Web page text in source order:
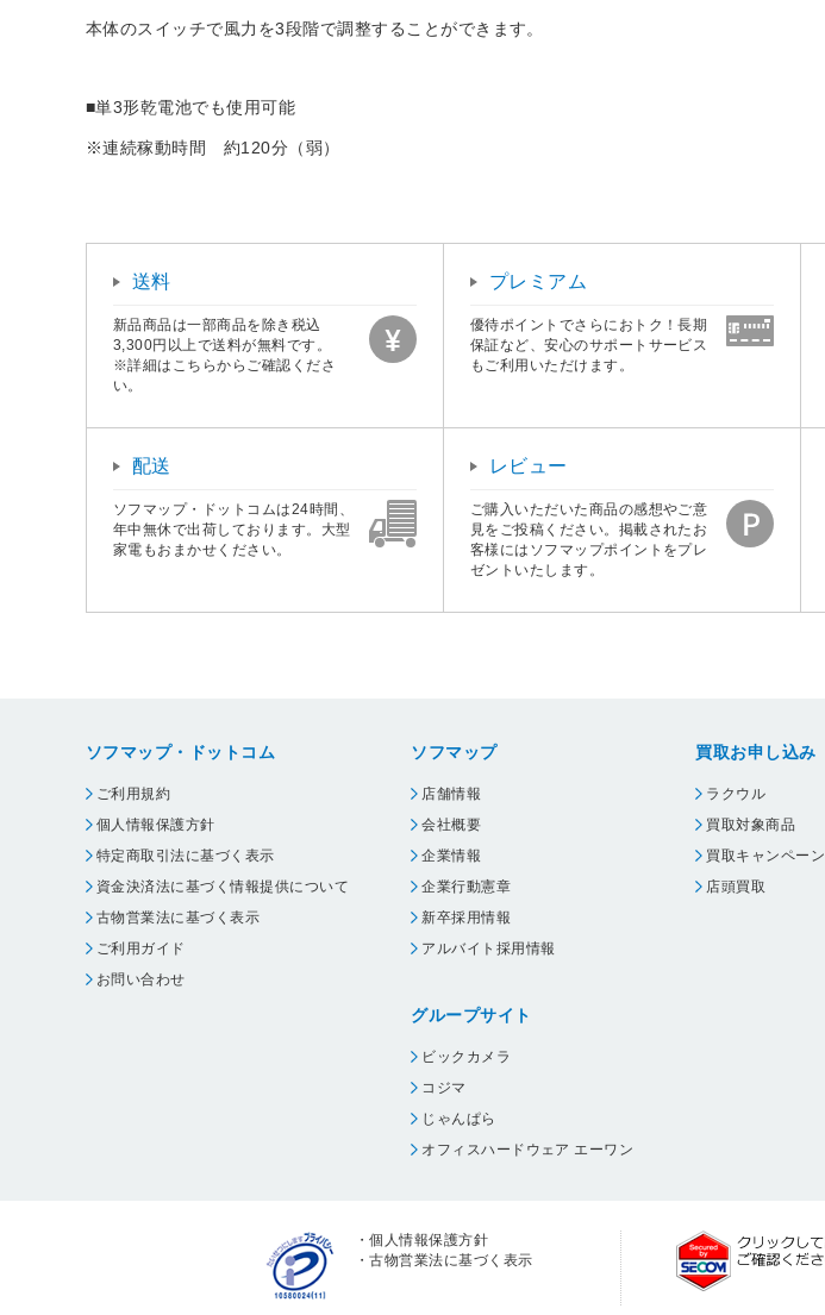
本体のスイッチで風力を3段階で調整することができます。
■単3形乾電池でも使用可能
※連続稼動時間 約120分（弱）
送料
新品商品は一部商品を除き税込
3,300円以上で送料が無料です。
※詳細はこちらからご確認くださ
い。
プレミアム
優待ポイントでさらにおトク！長期
保証など、安心のサポートサービス
もご利用いただけます。
配送
ソフマップ・ドットコムは24時間、
年中無休で出荷しております。大型
家電もおまかせください。
レビュー
ご購入いただいた商品の感想やご意
見をご投稿ください。掲載されたお
客様にはソフマップポイントをプレ
ゼントいたします。
ソフマップ・ドットコム
ご利用規約
個人情報保護方針
特定商取引法に基づく表示
資金決済法に基づく情報提供について
古物営業法に基づく表示
ご利用ガイド
お問い合わせ
ソフマップ
店舗情報
会社概要
企業情報
企業行動憲章
新卒採用情報
アルバイト採用情報
グループサイト
ビックカメラ
コジマ
じゃんぱら
オフィスハードウェア エーワン
買取お申し込み
ラクウル
買取対象商品
買取キャンペーン
店頭買取
・個人情報保護方針
・古物営業法に基づく表示